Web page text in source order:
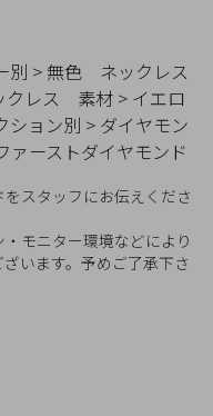
別 > 無色
ネックレス
レス 素材 > イエロ
ション別 > ダイヤモン
ァーストダイヤモンド
スタッフにお伝えくださ
モニター環境などにより
います。予めご了承下さ